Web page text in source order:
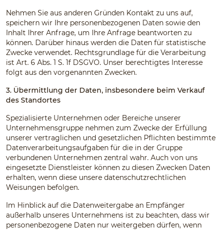
Nehmen Sie aus anderen Gründen Kontakt zu uns auf,
speichern wir Ihre personenbezogenen Daten sowie den
Inhalt Ihrer Anfrage, um Ihre Anfrage beantworten zu
können. Darüber hinaus werden die Daten für statistische
Zwecke verwendet. Rechtsgrundlage für die Verarbeitung
ist Art. 6 Abs. 1 S. 1f DSGVO. Unser berechtigtes Interesse
folgt aus den vorgenannten Zwecken.
3. Übermittlung der Daten, insbesondere beim Verkauf
des Standortes
Spezialisierte Unternehmen oder Bereiche unserer
Unternehmensgruppe nehmen zum Zwecke der Erfüllung
unserer vertraglichen und gesetzlichen Pflichten bestimmte
Datenverarbeitungsaufgaben für die in der Gruppe
verbundenen Unternehmen zentral wahr. Auch von uns
eingesetzte Dienstleister können zu diesen Zwecken Daten
erhalten, wenn diese unsere datenschutzrechtlichen
Weisungen befolgen.
Im Hinblick auf die Datenweitergabe an Empfänger
außerhalb unseres Unternehmens ist zu beachten, dass wir
personenbezogene Daten nur weitergeben dürfen, wenn